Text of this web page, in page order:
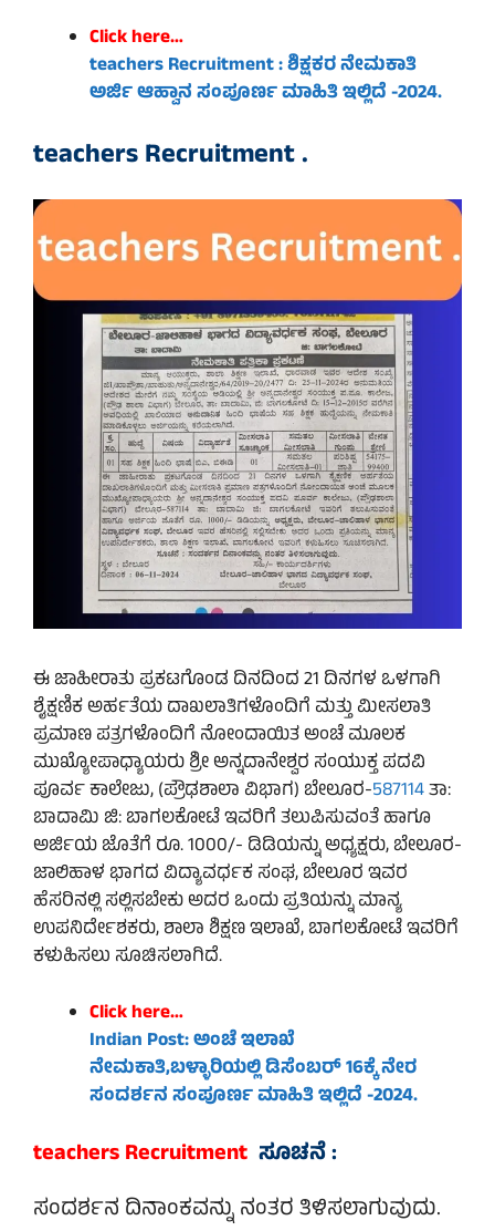
Click here…
teachers Recruitment : ಶಿಕ್ಷಕರ ನೇಮಕಾತಿ
ಅರ್ಜಿ ಆಹ್ವಾನ ಸಂಪೂರ್ಣ ಮಾಹಿತಿ ಇಲ್ಲಿದೆ -2024.
teachers Recruitment .
ಈ ಜಾಹೀರಾತು ಪ್ರಕಟಗೊಂಡ ದಿನದಿಂದ 21 ದಿನಗಳ ಒಳಗಾಗಿ
ಶೈಕ್ಷಣಿಕ ಅರ್ಹತೆಯ ದಾಖಲಾತಿಗಳೊಂದಿಗೆ ಮತ್ತು ಮೀಸಲಾತಿ
ಪ್ರಮಾಣ ಪತ್ರಗಳೊಂದಿಗೆ ನೋಂದಾಯಿತ ಅಂಚೆ ಮೂಲಕ
ಮುಖ್ಯೋಪಾಧ್ಯಾಯರು ಶ್ರೀ ಅನ್ನದಾನೇಶ್ವರ ಸಂಯುಕ್ತ ಪದವಿ
ಪೂರ್ವ ಕಾಲೇಜು, (ಪ್ರೌಢಶಾಲಾ ವಿಭಾಗ) ಬೇಲೂರ-587114ತಾ:
ಬಾದಾಮಿ ಜಿ: ಬಾಗಲಕೋಟೆ ಇವರಿಗೆ ತಲುಪಿಸುವಂತೆ ಹಾಗೂ
ಅರ್ಜಿಯ ಜೊತೆಗೆ ರೂ. 1000/- ಡಿಡಿಯನ್ನು ಅಧ್ಯಕ್ಷರು, ಬೇಲೂರ-
ಜಾಲಿಹಾಳ ಭಾಗದ ವಿದ್ಯಾವರ್ಧಕ ಸಂಘ, ಬೇಲೂರ ಇವರ
ಹೆಸರಿನಲ್ಲಿ ಸಲ್ಲಿಸಬೇಕು ಅದರ ಒಂದು ಪ್ರತಿಯನ್ನು ಮಾನ್ಯ
ಉಪನಿರ್ದೇಶಕರು, ಶಾಲಾ ಶಿಕ್ಷಣ ಇಲಾಖೆ, ಬಾಗಲಕೋಟೆ ಇವರಿಗೆ
ಕಳುಹಿಸಲು ಸೂಚಿಸಲಾಗಿದೆ.
Click here…
Indian Post: ಅಂಚೆ ಇಲಾಖೆ
ನೇಮಕಾತಿ,ಬಳ್ಳಾರಿಯಲ್ಲಿ ಡಿಸೆಂಬರ್ 16ಕ್ಕೆ ನೇರ
ಸಂದರ್ಶನ ಸಂಪೂರ್ಣ ಮಾಹಿತಿ ಇಲ್ಲಿದೆ -2024.
teachers Recruitment ಸೂಚನೆ :
ಸಂದರ್ಶನ ದಿನಾಂಕವನ್ನು ನಂತರ ತಿಳಿಸಲಾಗುವುದು.